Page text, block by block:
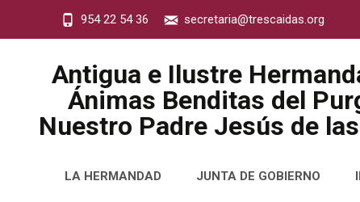
954 22 54 36 secretaria@trescaidas.org
Antigua e Ilustre
Ánimas Benditas del
Nuestro Padre Jesús de
LA HERMANDAD JUNTA DE GOBIERNO